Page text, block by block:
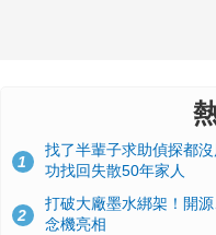
1
找了半輩子求助偵探都
功找回失散50年家人
2
打破大廠墨水綁架！開
念機亮相